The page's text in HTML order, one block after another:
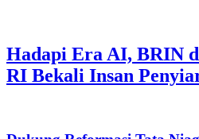
Hadapi Era AI, BRIN
RI Bekali Insan